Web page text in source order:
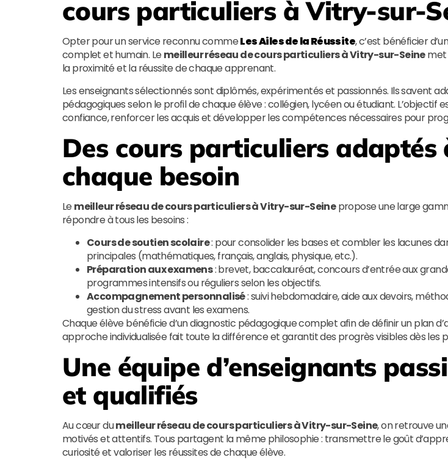
cours particuliers à Vitry-sur-
Opter pour un service reconnu commeLes Ailes de la Réussite, c’est bénéficier
complet et humain. Le meilleur réseau de cours particuliers à Vitry-sur-Seinemet
la proximité et la réussite de chaque apprenant.
Les enseignants sélectionnés sont diplômés, expérimentés et passionnés. Ils savent
pédagogiques selon le profil de chaque élève : collégien, lycéen ou étudiant. L’objectif
confiance, renforcer les acquis et développer les compétences nécessaires pour
Des cours particuliers adaptés
chaque besoin
Le meilleur réseau de cours particuliers à Vitry-sur-Seinepropose une large
répondre à tous les besoins :
Cours de soutien scolaire: pour consolider les bases et combler les lacunes
principales (mathématiques, français, anglais, physique, etc.).
Préparation aux examens: brevet, baccalauréat, concours d’entrée aux
programmes intensifs ou réguliers selon les objectifs.
Accompagnement personnalisé: suivi hebdomadaire, aide aux devoirs,
gestion du stress avant les examens.
Chaque élève bénéficie d’un diagnostic pédagogique complet afin de définir un plan
approche individualisée fait toute la différence et garantit des progrès visibles dès les
Une équipe d’enseignants
et qualifiés
Au cœur dumeilleur réseau de cours particuliers à Vitry-sur-Seine, on retrouve
motivés et attentifs. Tous partagent la même philosophie : transmettre le goût
curiosité et valoriser les réussites de chaque élève.